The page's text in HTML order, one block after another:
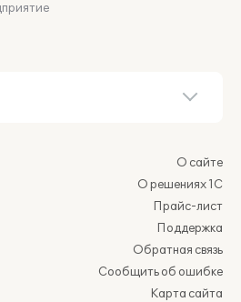
О сайте
О решениях 1С
Прайс-лист
Поддержка
Обратная связь
Сообщить об ошибке
Карта сайта